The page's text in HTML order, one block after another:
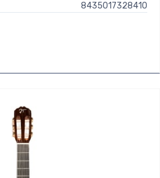
8435017328410